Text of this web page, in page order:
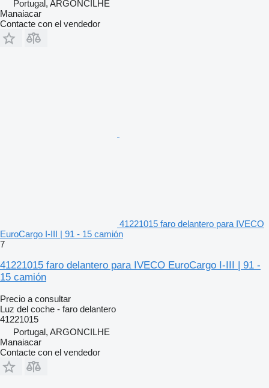
Portugal, ARGONCILHE
Manaiacar
Contacte con el vendedor
41221015 faro delantero para IVECO
EuroCargo I-III | 91 - 15 camión
7
41221015 faro delantero para IVECO EuroCargo I-III | 91 -
15 camión
Precio a consultar
Luz del coche - faro delantero
41221015
Portugal, ARGONCILHE
Manaiacar
Contacte con el vendedor